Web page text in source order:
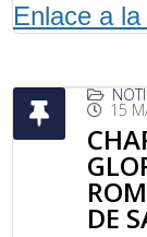
Enlace a
15
DE